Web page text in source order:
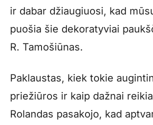
ir dabar džiaugiuosi, kad
puošia šie dekoratyviai
R. Tamošiūnas.
Paklaustas, kiek tokie
priežiūros ir kaip dažnai
Rolandas pasakojo, kad